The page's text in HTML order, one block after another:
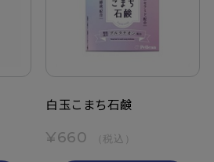
白玉こまち石鹸
¥660 （税込）